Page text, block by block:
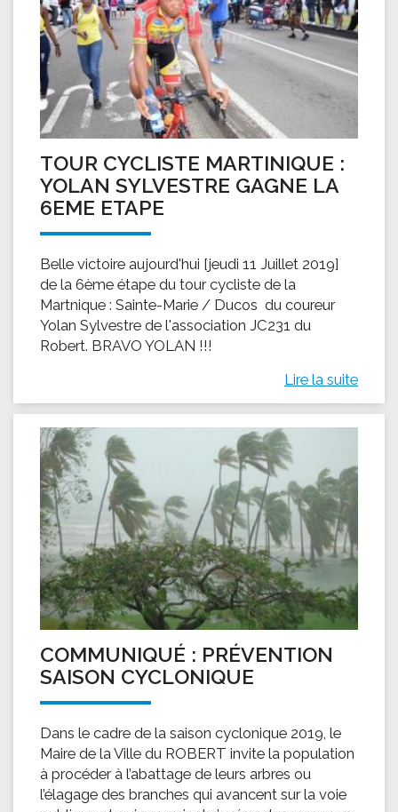
TOUR CYCLISTE MARTINIQUE :
YOLAN SYLVESTRE GAGNE LA
6EME ETAPE
Belle victoire aujourd'hui [jeudi 11 Juillet 2019]
de la 6ème étape du tour cycliste de la
Martnique : Sainte-Marie / Ducos du coureur
Yolan Sylvestre de l'association JC231 du
Robert. BRAVO YOLAN !!!
Lire la suite
COMMUNIQUÉ : PRÉVENTION
SAISON CYCLONIQUE
Dans le cadre de la saison cyclonique 2019, le
Maire de la Ville du ROBERT invite la population
à procéder à l’abattage de leurs arbres ou
l’élagage des branches qui avancent sur la voie